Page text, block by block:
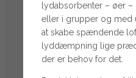
lydabsorbenter – øer –
eller i grupper og med
at skabe spændende
lyddæmpning lige
der er behov for det.